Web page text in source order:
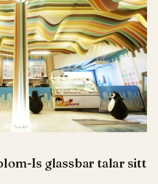
Is glassbar talar sitt